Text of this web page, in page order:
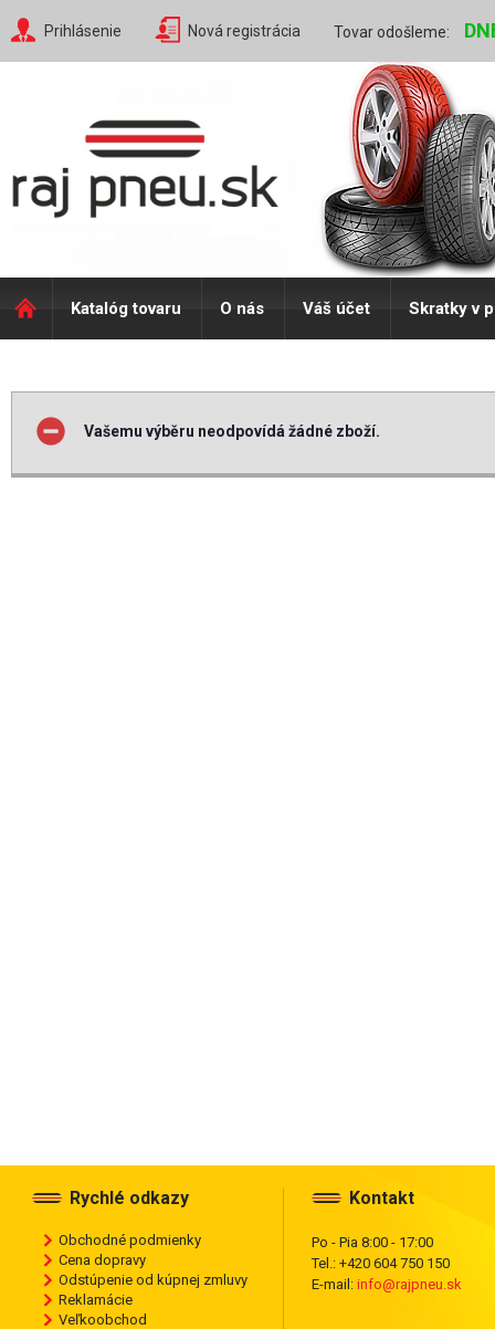
Prihlásenie Nová registrácia Tovar odošleme:
Katalóg tovaru O nás Váš účet Skratky v
Vašemu výběru neodpovídá žádné zboží.
Rychlé odkazy
Obchodné podmienky
Cena dopravy
Odstúpenie od kúpnej zmluvy
Reklamácie
Veľkoobchod
Kontakt
Po - Pia 8:00 - 17:00
Tel.: +420 604 750 150
E-mail: info@rajpneu.sk